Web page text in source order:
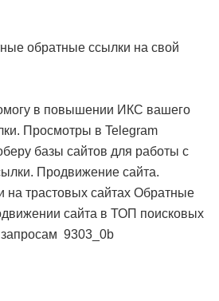
обратные ссылки на свой
в повышении ИКС вашего
Просмотры в Telegram
базы сайтов для работы с
Продвижение сайта.
на трастовых сайтах Обратные
сайта в ТОП поисковых
9303_0b